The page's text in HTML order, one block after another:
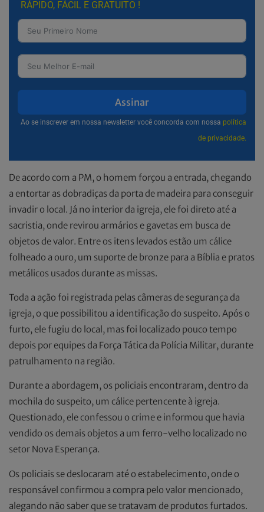
RÁPIDO, FÁCIL E GRATUITO !
Assinar
Ao se inscrever em nossa newsletter você concorda com nossa política
de privacidade.
De acordo com a PM, o homem forçou a entrada, chegando
a entortar as dobradiças da porta de madeira para conseguir
invadir o local. Já no interior da igreja, ele foi direto até a
sacristia, onde revirou armários e gavetas em busca de
objetos de valor. Entre os itens levados estão um cálice
folheado a ouro, um suporte de bronze para a Bíblia e pratos
metálicos usados durante as missas.
Toda a ação foi registrada pelas câmeras de segurança da
igreja, o que possibilitou a identificação do suspeito. Após o
furto, ele fugiu do local, mas foi localizado pouco tempo
depois por equipes da Força Tática da Polícia Militar, durante
patrulhamento na região.
Durante a abordagem, os policiais encontraram, dentro da
mochila do suspeito, um cálice pertencente à igreja.
Questionado, ele confessou o crime e informou que havia
vendido os demais objetos a um ferro-velho localizado no
setor Nova Esperança.
Os policiais se deslocaram até o estabelecimento, onde o
responsável confirmou a compra pelo valor mencionado,
alegando não saber que se tratavam de produtos furtados.